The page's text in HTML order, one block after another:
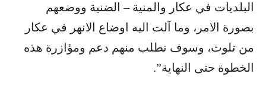
البلديات في عكار والمنية – الضنية ووضعهم
بصورة الامر، وما آلت اليه اوضاع الانهر في عكار
من تلوث، وسوف نطلب منهم دعم ومؤازرة هذه
الخطوة حتى النهاية”.